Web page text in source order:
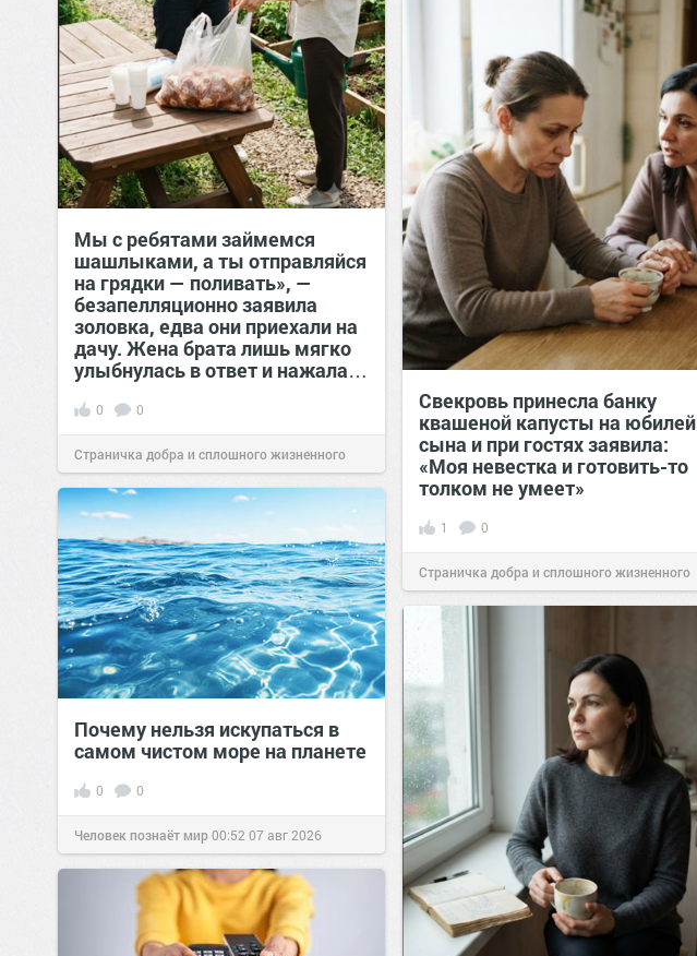
Мы с ребятами займемся
шашлыками, а ты отправляйся
на грядки — поливать», —
безапелляционно заявила
золовка, едва они приехали на
дачу. Жена брата лишь мягко
улыбнулась в ответ и нажала…
0 0
Страничка добра и сплошного жизненного
позитива!00:2907 авг 2026
Свекровь принесла банку
квашеной капусты на юбилей
сына и при гостях заявила:
«Моя невестка и готовить-то
толком не умеет»
1 0
Страничка добра и сплошного жизненного
позитива!00:2807 авг 2026
Почему нельзя искупаться в
самом чистом море на планете
0 0
Человек познаёт мир00:52 07 авг 2026